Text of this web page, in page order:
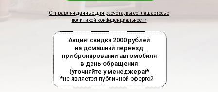
Отправляя данные для расчёта, вы соглашаетесь с
политикой конфиденциальности
Акция: скидка 2000 рублей
на домашний переезд
при бронировании автомобиля
в день обращения
(уточняйте у менеджера)*
*не является публичной офертой